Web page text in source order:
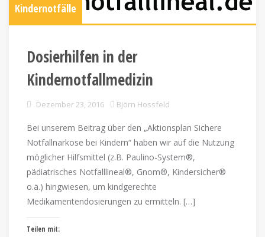
Kindernotfälle
Dosierhilfen in der
Kindernotfallmedizin
Dezember 23, 2016 Björn Hossfeld
Bei unserem Beitrag über den „Aktionsplan Sichere
Notfallnarkose bei Kindern“ haben wir auf die Nutzung
möglicher Hilfsmittel (z.B. Paulino-System®,
pädiatrisches Notfalllineal®, Gnom®, Kindersicher®
o.ä.) hingwiesen, um kindgerechte
Medikamentendosierungen zu ermitteln. […]
Teilen mit: